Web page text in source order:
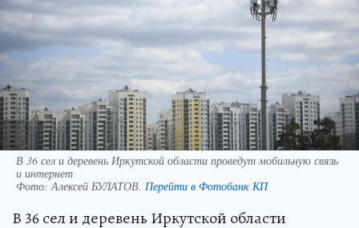
В 36 сел и деревень Иркутской области проведут мобильную связь
и интернет
Фото:Алексей БУЛАТОВ. Перейти в Фотобанк КП
В 36 сел и деревень Иркутской области